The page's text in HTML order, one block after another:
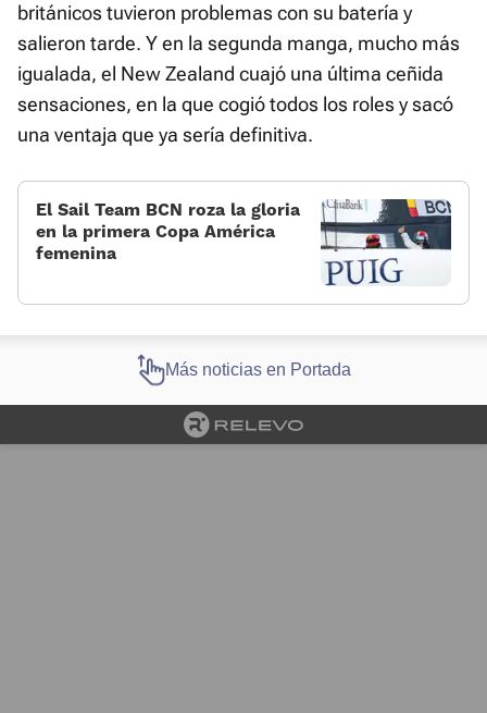
británicos tuvieron problemas con su batería y
salieron tarde. Y en la segunda manga, mucho más
igualada, el New Zealand cuajó una última ceñida
sensaciones, en la que cogió todos los roles y sacó
una ventaja que ya sería definitiva.
El Sail Team BCN roza la gloria
en la primera Copa América
femenina
Más noticias en Portada